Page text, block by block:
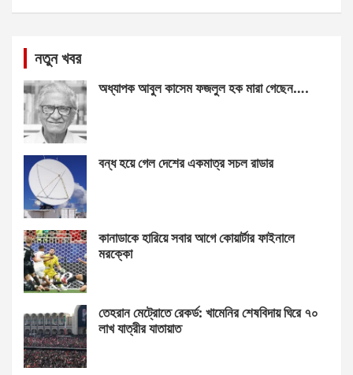
নতুন খবর
অধ্যাপক আবুল কাসেম ফজলুল হক মারা গেছেন….
বন্ধ হয়ে গেল দেশের একমাত্র সচল রাডার
কানাডাকে হারিয়ে সবার আগে কোয়ার্টার ফাইনালে
মরক্কো
তেহরান মেট্রোতে রেকর্ড: খামেনির শেষবিদায় ঘিরে ৭০
লাখ যাত্রীর যাতায়াত